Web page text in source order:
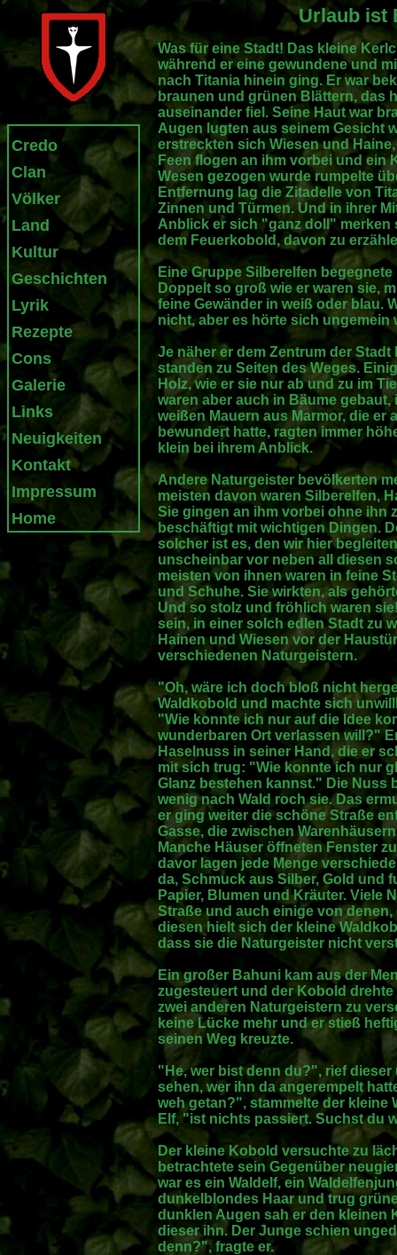
Credo
Clan
Völker
Land
Kultur
Geschichten
Lyrik
Rezepte
Cons
Galerie
Links
Neuigkeiten
Kontakt
Impressum
Home
Urlaub ist
Was für eine Stadt! Das kleine
während er eine gewundene und
nach Titania hinein ging. Er war
braunen und grünen Blättern, das
auseinander fiel. Seine Haut war
Augen lugten aus seinem Gesicht
erstreckten sich Wiesen und
Feen flogen an ihm vorbei und ein
Wesen gezogen wurde rumpelte
Entfernung lag die Zitadelle von
Zinnen und Türmen. Und in ihrer
Anblick er sich "ganz doll" merken
dem Feuerkobold, davon zu
Eine Gruppe Silberelfen
Doppelt so groß wie er waren sie,
feine Gewänder in weiß oder blau.
nicht, aber es hörte sich ungemein
Je näher er dem Zentrum der
standen zu Seiten des Weges.
Holz, wie er sie nur ab und zu im
waren aber auch in Bäume
weißen Mauern aus Marmor, die
bewundert hatte, ragten immer
klein bei ihrem Anblick.
Andere Naturgeister bevölkerten
meisten davon waren Silberelfen,
Sie gingen an ihm vorbei ohne ihn
beschäftigt mit wichtigen Dingen.
solcher ist es, den wir hier
unscheinbar vor neben all diesen
meisten von ihnen waren in feine
und Schuhe. Sie wirkten, als
Und so stolz und fröhlich waren
sein, in einer solch edlen Stadt zu
Hainen und Wiesen vor der
verschiedenen Naturgeistern.
"Oh, wäre ich doch bloß nicht
Waldkobold und machte sich
"Wie konnte ich nur auf die Idee
wunderbaren Ort verlassen will?"
Haselnuss in seiner Hand, die er
mit sich trug: "Wie konnte ich nur
Glanz bestehen kannst." Die Nuss
wenig nach Wald roch sie. Das
er ging weiter die schöne Straße
Gasse, die zwischen
Manche Häuser öffneten Fenster
davor lagen jede Menge
da, Schmuck aus Silber, Gold und
Papier, Blumen und Kräuter. Viele
Straße und auch einige von
diesen hielt sich der kleine
dass sie die Naturgeister nicht
Ein großer Bahuni kam aus der
zugesteuert und der Kobold
zwei anderen Naturgeistern zu
keine Lücke mehr und er stieß
seinen Weg kreuzte.
"He, wer bist denn du?", rief
sehen, wer ihn da angerempelt
weh getan?", stammelte der kleine
Elf, "ist nichts passiert. Suchst du
Der kleine Kobold versuchte zu
betrachtete sein Gegenüber
war es ein Waldelf, ein
dunkelblondes Haar und trug
dunklen Augen sah er den kleinen
dieser ihn. Der Junge schien
denn?", fragte er.